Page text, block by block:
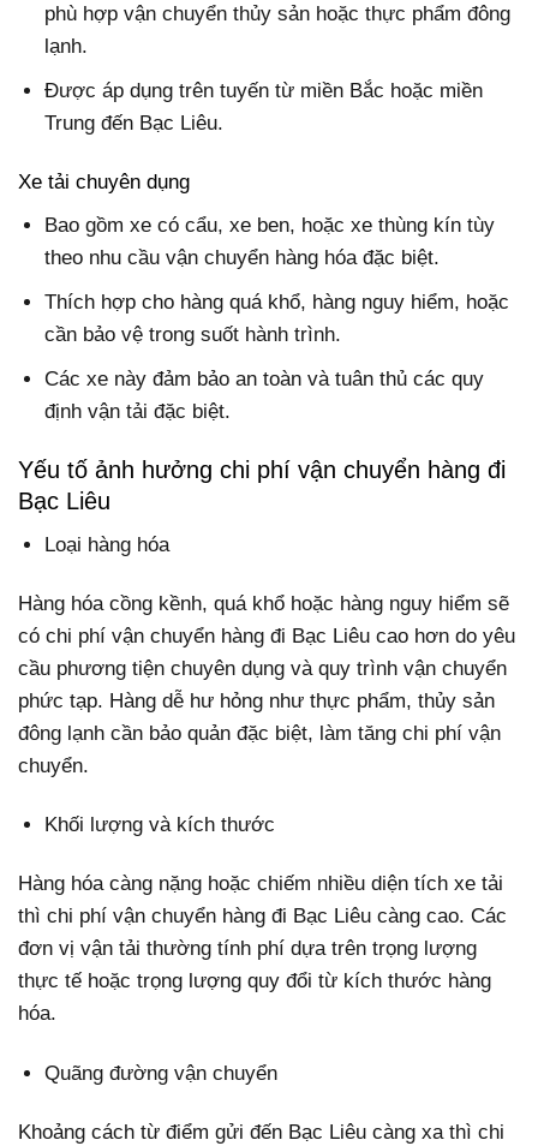
phù hợp vận chuyển thủy sản hoặc thực phẩm đông
lạnh.
Được áp dụng trên tuyến từ miền Bắc hoặc miền
Trung đến Bạc Liêu.
Xe tải chuyên dụng
Bao gồm xe có cẩu, xe ben, hoặc xe thùng kín tùy
theo nhu cầu vận chuyển hàng hóa đặc biệt.
Thích hợp cho hàng quá khổ, hàng nguy hiểm, hoặc
cần bảo vệ trong suốt hành trình.
Các xe này đảm bảo an toàn và tuân thủ các quy
định vận tải đặc biệt.
Yếu tố ảnh hưởng chi phí vận chuyển hàng đi
Bạc Liêu
Loại hàng hóa
Hàng hóa cồng kềnh, quá khổ hoặc hàng nguy hiểm sẽ
có chi phí vận chuyển hàng đi Bạc Liêu cao hơn do yêu
cầu phương tiện chuyên dụng và quy trình vận chuyển
phức tạp. Hàng dễ hư hỏng như thực phẩm, thủy sản
đông lạnh cần bảo quản đặc biệt, làm tăng chi phí vận
chuyển.
Khối lượng và kích thước
Hàng hóa càng nặng hoặc chiếm nhiều diện tích xe tải
thì chi phí vận chuyển hàng đi Bạc Liêu càng cao. Các
đơn vị vận tải thường tính phí dựa trên trọng lượng
thực tế hoặc trọng lượng quy đổi từ kích thước hàng
hóa.
Quãng đường vận chuyển
Khoảng cách từ điểm gửi đến Bạc Liêu càng xa thì chi